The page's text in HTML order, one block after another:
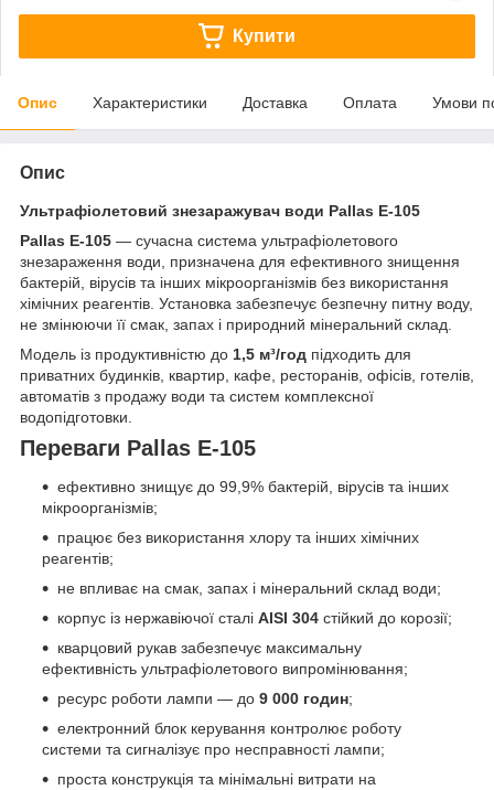
Купити
Опис Характеристики Доставка Оплата Умови
Опис
Ультрафіолетовий знезаражувач води Pallas E-105
Pallas E-105 — сучасна система ультрафіолетового
знезараження води, призначена для ефективного знищення
бактерій, вірусів та інших мікроорганізмів без використання
хімічних реагентів. Установка забезпечує безпечну питну воду,
не змінюючи її смак, запах і природний мінеральний склад.
Модель із продуктивністю до 1,5 м³/год підходить для
приватних будинків, квартир, кафе, ресторанів, офісів, готелів,
автоматів з продажу води та систем комплексної
водопідготовки.
Переваги Pallas E-105
ефективно знищує до 99,9% бактерій, вірусів та інших
мікроорганізмів;
працює без використання хлору та інших хімічних
реагентів;
не впливає на смак, запах і мінеральний склад води;
корпус із нержавіючої сталі AISI 304 стійкий до корозії;
кварцовий рукав забезпечує максимальну
ефективність ультрафіолетового випромінювання;
ресурс роботи лампи — до 9 000 годин;
електронний блок керування контролює роботу
системи та сигналізує про несправності лампи;
проста конструкція та мінімальні витрати на